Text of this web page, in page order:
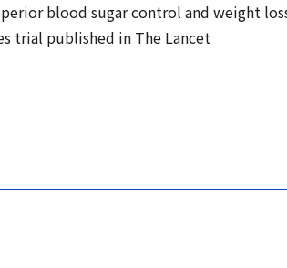
blood sugar control and weight
trial published in The Lancet